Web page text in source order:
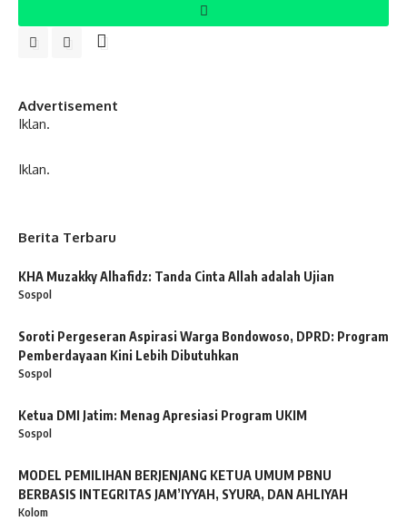
Advertisement
Iklan.
Iklan.
Berita Terbaru
KHA Muzakky Alhafidz: Tanda Cinta Allah adalah Ujian
Sospol
Soroti Pergeseran Aspirasi Warga Bondowoso, DPRD: Program
Pemberdayaan Kini Lebih Dibutuhkan
Sospol
Ketua DMI Jatim: Menag Apresiasi Program UKIM
Sospol
MODEL PEMILIHAN BERJENJANG KETUA UMUM PBNU
BERBASIS INTEGRITAS JAM’IYYAH, SYURA, DAN AHLIYAH
Kolom